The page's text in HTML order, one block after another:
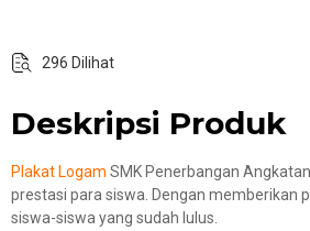
296 Dilihat
Deskripsi Produk
Plakat Logam SMK Penerbangan
prestasi para siswa. Dengan memberikan
siswa-siswa yang sudah lulus.